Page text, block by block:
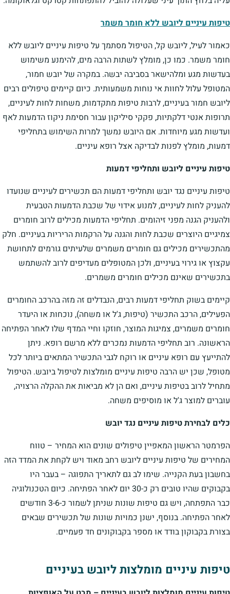
טיפות עיניים ליובש ללא חומר משמר
כאמור לעיל, ליובש קל, הטיפול מסתמך על טיפות עיניים ליובש ללא
חומר משמר. כמו כן, מומלץ לשתות הרבה מים, להימנע משימוש
בעדשות מגע ומלהישאר בסביבה יבשה. במקרה של יובש חמור,
המטופל עלול לחוות אי נוחות משמעותית. כיום קיימים טיפולים רבים
ליובש חמור בעיניים, לרבות טיפות מתקדמות, משחות לחות לעיניים,
תרופות אנטי דלקתיות, פקקי סיליקון עבור חסימת ניקוז הדמעות לאף
ועדשות מגע מיוחדות. אם היובש נמשך למרות השימוש בתחליפי
דמעות, מומלץ לפנות לבדיקה אצל רופא עיניים.
טיפות עיניים ליובש ותחליפי דמעות
טיפות עיניים נגד יובש ותחליפי דמעות הם תכשירים לעיניים שנועדו
להעניק לחות לעיניים, למנוע אידוי של שכבת הדמעות הטבעית
ולהעניק הגנה מפני זיהומים. תחליפי הדמעות מכילים לרוב חומרים
צמיגיים היוצרים שכבת לחות והגנה על הרקמות הריריות בעיניים. חלק
מהתכשירים מכילים גם חומרים משמרים שלעיתים גורמים לתחושת
עקצוץ או גירוי בעיניים, ולכן המטופלים מעדיפים לרוב להשתמש
בתכשירים שאינם מכילים חומרים משמרים.
קיימים בשוק תחליפי דמעות רבים, הנבדלים זה מזה בהרכב החומרים
הפעילים, הרכב התכשיר (טיפות, ג'ל או משחה), נוכחות או היעדר
חומרים משמרים, צמיגות המוצר, חוזקו וחיי המדף שלו לאחר הפתיחה
הראשונה. רוב תחליפי הדמעות נמכרים ללא מרשם רופא. ניתן
להתייעץ עם רופא עיניים או רוקח לגבי התכשיר המתאים ביותר לכל
מטופל, שכן יש הרבה טיפות עיניים מומלצות לטיפול ביובש. הטיפול
מתחיל לרוב בטיפות עיניים, ואם הן לא מביאות את ההקלה הרצויה,
עוברים למוצר ג'ל או מוסיפים משחה.
כלים לבחירת טיפות עיניים נגד יובש
הפרמטר הראשון המאפיין טיפולים שונים הוא המחיר – טווח
המחירים של טיפות עיניים ליובש רחב מאוד ויש לקחת את המדד הזה
בחשבון בעת ​​הקנייה. שימו לב גם לתאריך התפוגה – בעבר היו
בקבוקים שהיו טובים רק כ-30 יום לאחר הפתיחה. כיום הטכנולוגיה
כבר התפתחה, ויש גם טיפות שונות שניתן לשמור כ-3-6 חודשים
לאחר הפתיחה. בנוסף, ישנן כמויות שונות של תכשירים שבאים
בצורת בקבוקון בודד או מספר בקבוקונים חד פעמיים.
טיפות עיניים מומלצות ליובש בעיניים